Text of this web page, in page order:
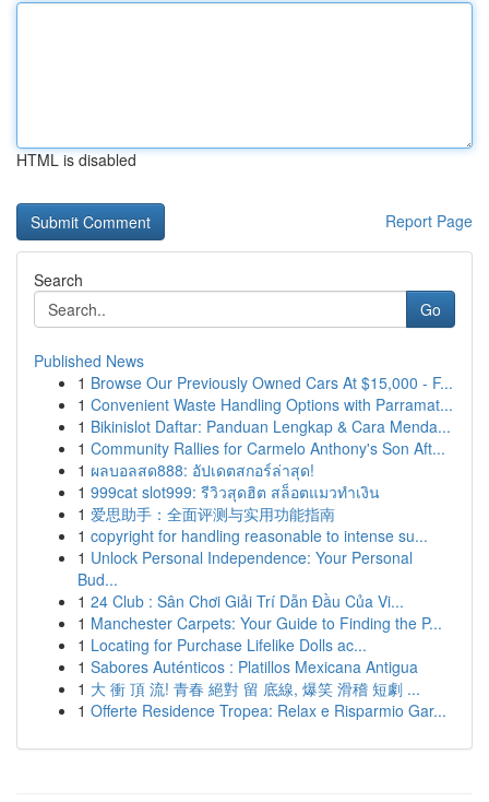
HTML is disabled
Report Page
Search
Go
Published News
1 Browse Our Previously Owned Cars At $15,000 - F...
1 Convenient Waste Handling Options with Parramat...
1 Bikinislot Daftar: Panduan Lengkap & Cara Menda...
1 Community Rallies for Carmelo Anthony's Son Aft...
1 ผลบอลสด888: อัปเดตสกอร์ล่าสุด!
1 999cat slot999: รีวิวสุดฮิต สล็อตแมวทำเงิน
1 爱思助手：全面评测与实用功能指南
1 copyright for handling reasonable to intense su...
1 Unlock Personal Independence: Your Personal
Bud...
1 24 Club : Sân Chơi Giải Trí Dẫn Đầu Của Vi...
1 Manchester Carpets: Your Guide to Finding the P...
1 Locating for Purchase Lifelike Dolls ac...
1 Sabores Auténticos : Platillos Mexicana Antigua
1 大 衝 頂 流! 青春 絕對 留 底線, 爆笑 滑稽 短劇 ...
1 Offerte Residence Tropea: Relax e Risparmio Gar...